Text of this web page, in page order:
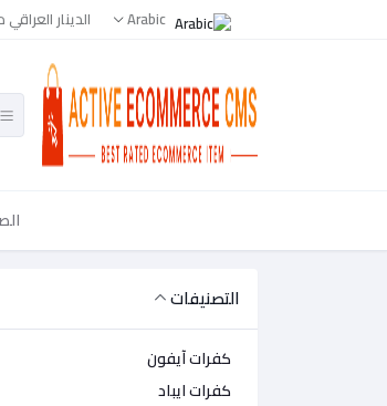
Arabic الدينار
التصنيفات
كفرات آيفون
كفرات ايباد